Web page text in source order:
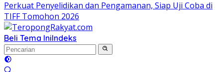
Perkuat Penyelidikan dan Pengamanan, Siap Uji Coba di
TIFF Tomohon 2026
Beli Tema IniIndeks